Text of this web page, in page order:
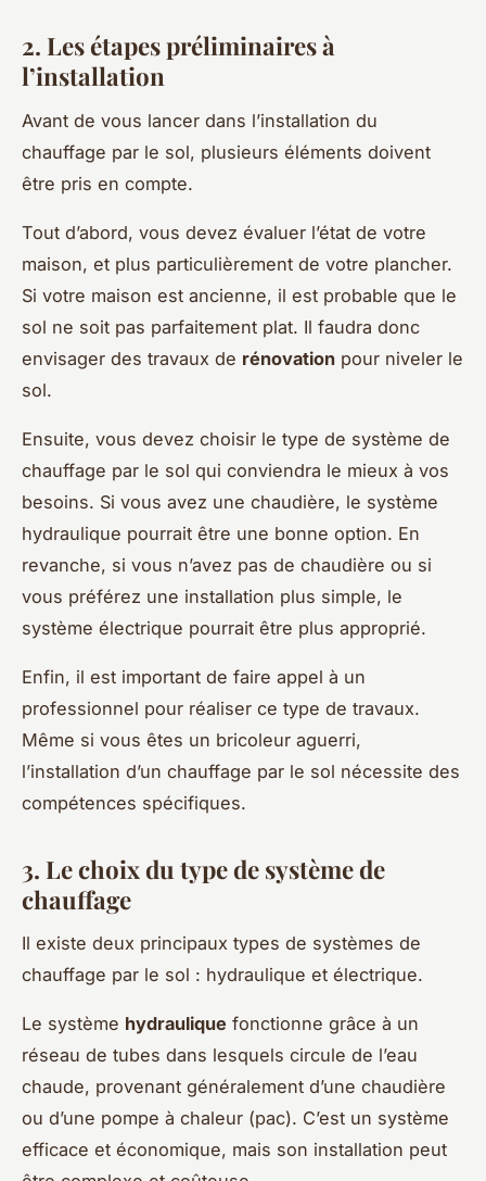
2. Les étapes préliminaires à
l’installation
Avant de vous lancer dans l’installation du
chauffage par le sol, plusieurs éléments doivent
être pris en compte.
Tout d’abord, vous devez évaluer l’état de votre
maison, et plus particulièrement de votre plancher.
Si votre maison est ancienne, il est probable que le
sol ne soit pas parfaitement plat. Il faudra donc
envisager des travaux de rénovation pour niveler le
sol.
Ensuite, vous devez choisir le type de système de
chauffage par le sol qui conviendra le mieux à vos
besoins. Si vous avez une chaudière, le système
hydraulique pourrait être une bonne option. En
revanche, si vous n’avez pas de chaudière ou si
vous préférez une installation plus simple, le
système électrique pourrait être plus approprié.
Enfin, il est important de faire appel à un
professionnel pour réaliser ce type de travaux.
Même si vous êtes un bricoleur aguerri,
l’installation d’un chauffage par le sol nécessite des
compétences spécifiques.
3. Le choix du type de système de
chauffage
Il existe deux principaux types de systèmes de
chauffage par le sol : hydraulique et électrique.
Le système hydraulique fonctionne grâce à un
réseau de tubes dans lesquels circule de l’eau
chaude, provenant généralement d’une chaudière
ou d’une pompe à chaleur (pac). C’est un système
efficace et économique, mais son installation peut